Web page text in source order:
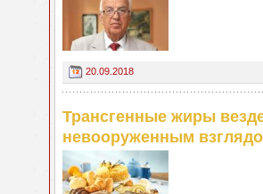
20.09.2018
Трансгенные жиры
невооруженным